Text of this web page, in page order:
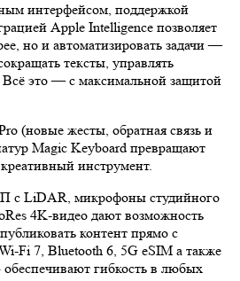
интерфейсом, поддержкой
Apple Intelligence позволяет
но и автоматизировать задачи —
тексты, управлять
это — с максимальной защитой
(новые жесты, обратная связь и
Magic Keyboard превращают
инструмент.
с LiDAR, микрофоны студийного
4K‑видео дают возможность
контент прямо с
7, Bluetooth 6, 5G eSIM а также
гибкость в любых